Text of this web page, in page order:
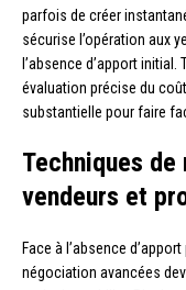
parfois de créer
sécurise l’opération aux
l’absence d’apport
évaluation précise du
substantielle pour faire
Techniques
vendeurs et
Face à l’absence
négociation avancées